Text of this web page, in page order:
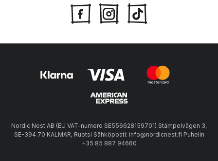
Nordic Nest AB (EU VAT-numero SE556628159701) Stämpelvägen 3,
SE-394 70 KALMAR, Ruotsi Sähköposti: info@nordicnest.fi Puhelin
+35 85 887 94660